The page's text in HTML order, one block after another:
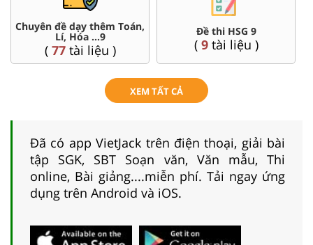
Chuyên đề dạy thêm Toán,
Lí, Hóa ...9
( 77tài liệu )
Đề thi HSG 9
( 9tài liệu )
XEM TẤT CẢ
Đã có app VietJack trên điện thoại, giải bài
tập SGK, SBT Soạn văn, Văn mẫu, Thi
online, Bài giảng....miễn phí. Tải ngay ứng
dụng trên Android và iOS.